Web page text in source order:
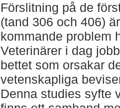
Förslitning på de
(tand 306 och 406)
kommande problem
Veterinärer i dag
bettet som orsakar
vetenskapliga
Denna studies syfte